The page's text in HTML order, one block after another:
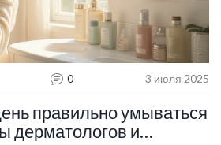
0 3 июля 2025
правильно умываться
дерматологов и